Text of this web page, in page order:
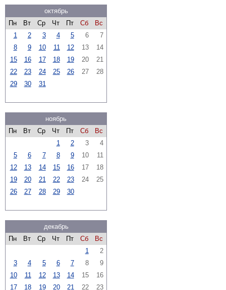
октябрь
Пн
Вт Ср Чт Пт Сб
Вс
1
2 3 4 5 6
7
8
9 10 11 12 13
14
15
16 17 18 19 20
21
22
23 24 25 26 27
28
29
30 31
ноябрь
Пн
Вт Ср Чт Пт Сб
Вс
1
2 3
4
5
6 7 8 9 10
11
12
13 14 15 16 17
18
19
20 21 22 23 24
25
26
27 28 29 30
декабрь
Пн
Вт Ср Чт Пт Сб
Вс
1
2
3
4 5 6 7 8
9
10
11 12 13 14 15
16
17
18 19 20 21 22 23